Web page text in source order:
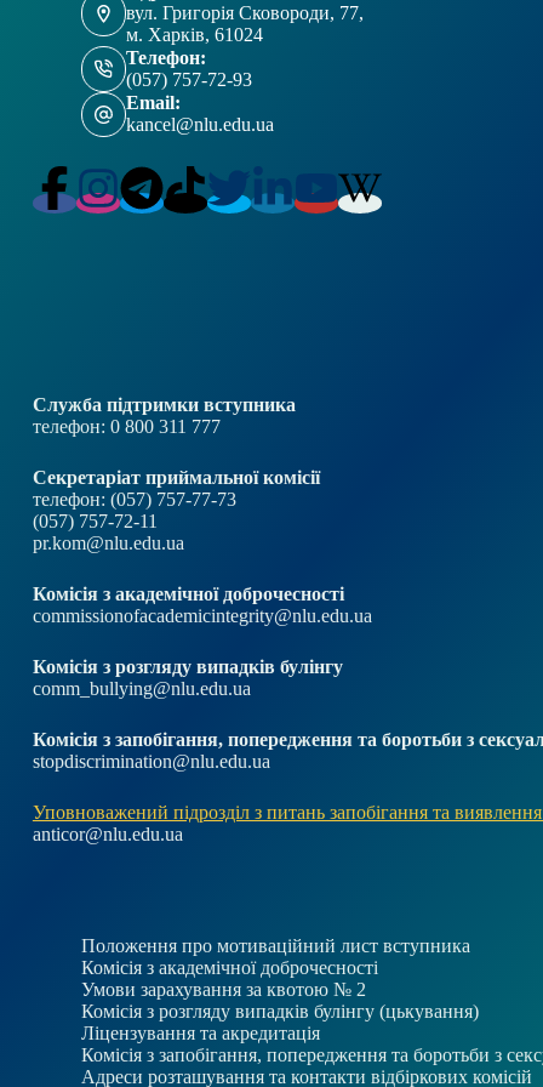
вул. Григорія Сковороди, 77,
м. Харків, 61024
Телефон:
(057) 757-72-93
Email:
kancel@nlu.edu.ua
Служба підтримки вступника
телефон: 0 800 311 777
Секретаріат приймальної комісії
телефон: (057) 757-77-73
(057) 757-72-11
pr.kom@nlu.edu.ua
Комісія з академічної доброчесності
commissionofacademicintegrity@nlu.edu.ua
Комісія з розгляду випадків булінгу
comm_bullying@nlu.edu.ua
Комісія з запобігання, попередження та боротьби з
stopdiscrimination@nlu.edu.ua
Уповноважений підрозділ з питань запобігання та виявлення
anticor@nlu.edu.ua
Положення про мотиваційний лист вступника
Комісія з академічної доброчесності
Умови зарахування за квотою № 2
Комісія з розгляду випадків булінгу (цькування)
Ліцензування та акредитація
Комісія з запобігання, попередження та боротьби з
Адреси розташування та контакти відбіркових комісій